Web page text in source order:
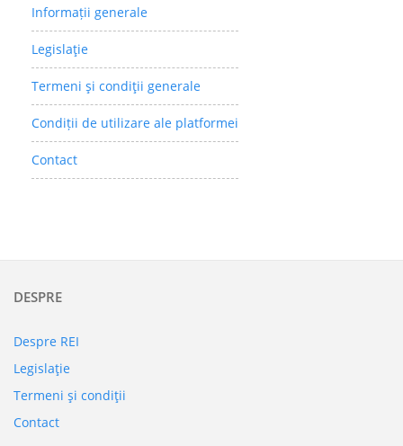
Informații generale
Legislaţie
Termeni şi condiţii generale
Condiții de utilizare ale platformei
Contact
DESPRE
Despre REI
Legislaţie
Termeni şi condiţii
Contact